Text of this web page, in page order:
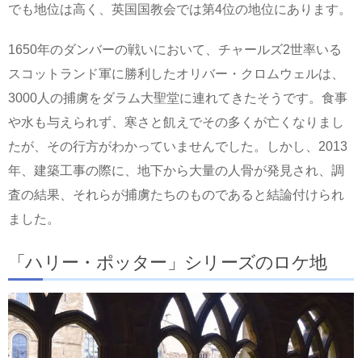
でも地位は高く、英国国教会では第4位の地位にあります。
1650年のダンバーの戦いにおいて、チャールズ2世率いる
スコットランド軍に勝利したオリバー・クロムウェルは、
3000人の捕虜をダラム大聖堂に連れてきたそうです。食事
や水も与えられず、寒さと飢えでその多くが亡くなりまし
たが、その行方がわかっていませんでした。しかし、2013
年、建築工事の際に、地下から大量の人骨が発見され、調
査の結果、それらが捕虜たちのものであると結論付けられ
ました。
「ハリー・ポッター」シリーズのロケ地